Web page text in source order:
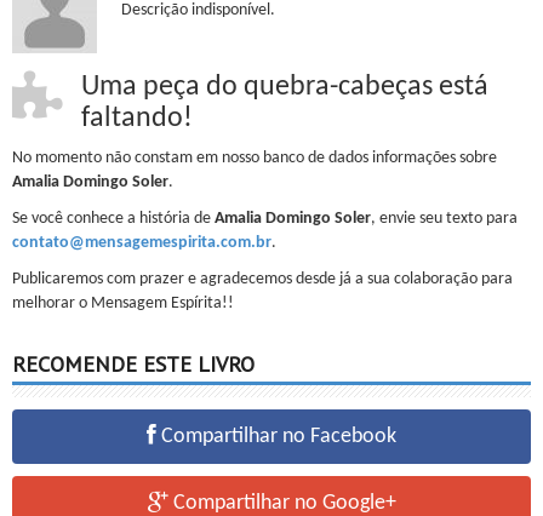
Descrição indisponível.
Uma peça do quebra-cabeças está
faltando!
No momento não constam em nosso banco de dados informações sobre
Amalia Domingo Soler.
Se você conhece a história de Amalia Domingo Soler, envie seu texto para
contato@mensagemespirita.com.br.
Publicaremos com prazer e agradecemos desde já a sua colaboração para
melhorar o Mensagem Espírita!!
RECOMENDE ESTE LIVRO
Compartilhar no Facebook
Compartilhar no Google+